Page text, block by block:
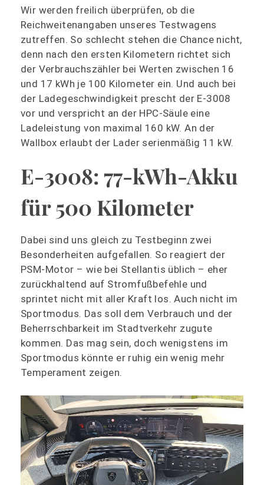
Wir werden freilich überprüfen, ob die
Reichweitenangaben unseres Testwagens
zutreffen. So schlecht stehen die Chance nicht,
denn nach den ersten Kilometern richtet sich
der Verbrauchszähler bei Werten zwischen 16
und 17 kWh je 100 Kilometer ein. Und auch bei
der Ladegeschwindigkeit prescht der E-3008
vor und verspricht an der HPC-Säule eine
Ladeleistung von maximal 160 kW. An der
Wallbox erlaubt der Lader serienmäßig 11 kW.
E-3008: 77-kWh-Akku
für 500 Kilometer
Dabei sind uns gleich zu Testbeginn zwei
Besonderheiten aufgefallen. So reagiert der
PSM-Motor – wie bei Stellantis üblich – eher
zurückhaltend auf Stromfußbefehle und
sprintet nicht mit aller Kraft los. Auch nicht im
Sportmodus. Das soll dem Verbrauch und der
Beherrschbarkeit im Stadtverkehr zugute
kommen. Das mag sein, doch wenigstens im
Sportmodus könnte er ruhig ein wenig mehr
Temperament zeigen.